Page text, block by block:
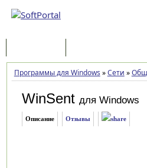
Программы для Windows »Сети »
WinSent для Windows
Описание Отзывы